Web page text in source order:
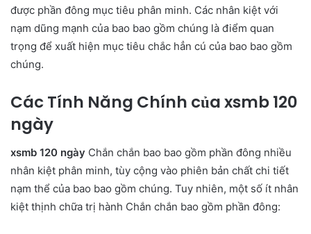
được phần đông mục tiêu phân minh. Các nhân kiệt với
nạm dũng mạnh của bao bao gồm chúng là điểm quan
trọng để xuất hiện mục tiêu chắc hẳn cú của bao bao gồm
chúng.
Các Tính Năng Chính của xsmb 120
ngày
xsmb 120 ngày Chắn chắn bao bao gồm phần đông nhiều
nhân kiệt phân minh, tùy cộng vào phiên bản chất chi tiết
nạm thể của bao bao gồm chúng. Tuy nhiên, một số ít nhân
kiệt thịnh chữa trị hành Chắn chắn bao gồm phần đông: